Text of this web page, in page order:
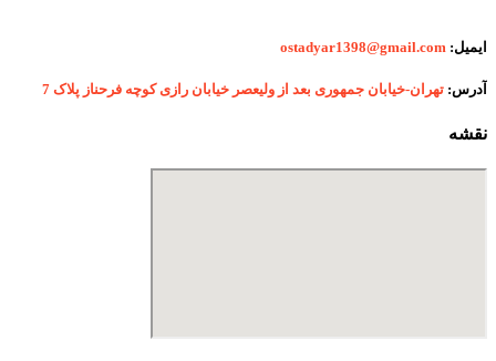
ایمیل: ostadyar1398@gmail.com
آدرس: تهران-خیابان جمهوری بعد از ولیعصر خیابان رازی کوچه فرحناز پلاک 7
نقشه